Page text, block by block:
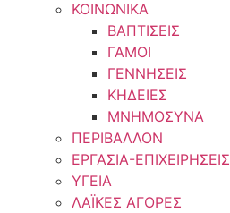
ΚΟΙΝΩΝΙΚΑ
ΒΑΠΤΙΣΕΙΣ
ΓΑΜΟΙ
ΓΕΝΝΗΣΕΙΣ
ΚΗΔΕΙΕΣ
ΜΝΗΜΟΣΥΝΑ
ΠΕΡΙΒΑΛΛΟΝ
ΕΡΓΑΣΙΑ-ΕΠΙΧΕΙΡΗΣΕΙΣ
ΥΓΕΙΑ
ΛΑΪΚΕΣ ΑΓΟΡΕΣ